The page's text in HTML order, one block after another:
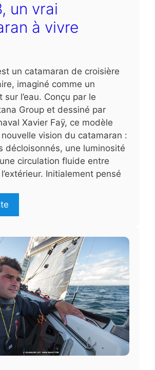
un vrai
à vivre
un catamaran de croisière
imaginé comme un
l’eau. Conçu par le
Group et dessiné par
Xavier Faÿ, ce modèle
vision du catamaran :
décloisonnés, une luminosité
circulation fluide entre
Initialement pensé